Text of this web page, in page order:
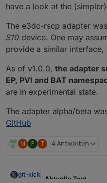
have a look at the (simpler)
The e3dc-rscp adapter
S10 device. One may
provide a similar
As of v1.0.0, the adapter
EP, PVI and BAT
are in experimental state.
The adapter alpha/beta
GitHub
M P T 4 Antworten
git-kick
Aktuelle Test